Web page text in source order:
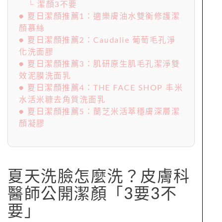
└ 潔顏3不要
● 夏日潔顏推薦1：適樂膚油水雙衡修護潔
顏慕絲
● 夏日潔顏推薦2：Caudalie 葡萄毛孔淨
化洗面膠
● 夏日潔顏推薦3：肌研原生肌毛孔潔淨雙
效泥膜洗面乳
● 夏日潔顏推薦4：THE FACE SHOP 丰米
水活米糠去角質洗面乳
● 夏日潔顏推薦5：蘭芝米活萃穩膚深層潔
顏凝膠
夏天洗臉怎麼洗？皮膚科
醫師公開潔顏「3要3不
要」